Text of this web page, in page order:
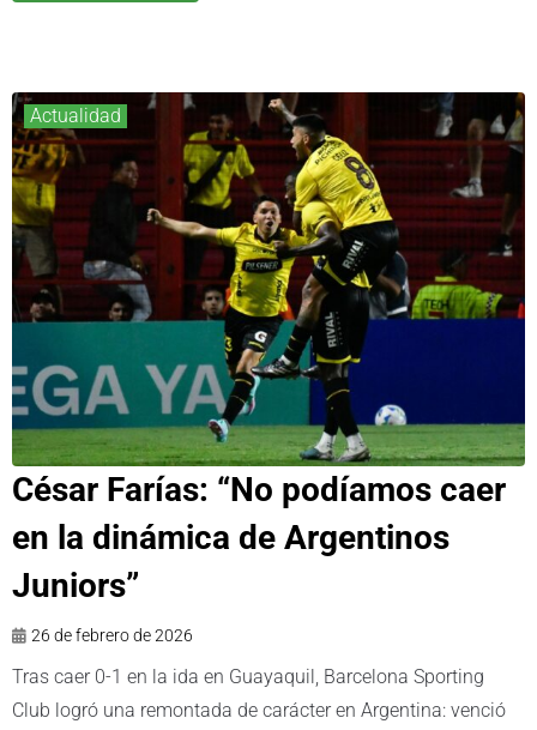
Actualidad
César Farías: “No podíamos caer
en la dinámica de Argentinos
Juniors”
26 de febrero de 2026
Tras caer 0-1 en la ida en Guayaquil, Barcelona Sporting
Club logró una remontada de carácter en Argentina: venció